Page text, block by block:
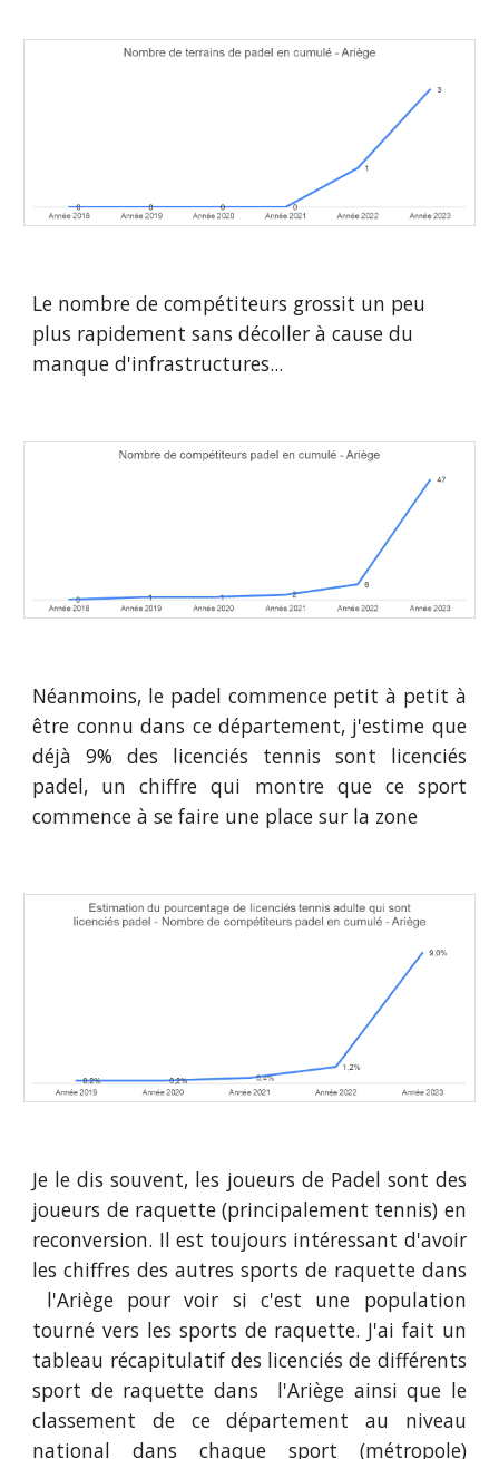
Le nombre de compétiteurs grossit un peu
plus rapidement sans décoller à cause du
manque d'infrastructures...
Néanmoins, le padel commence petit à petit à
être connu dans ce département, j'estime que
déjà 9% des licenciés tennis sont licenciés
padel, un chiffre qui montre que ce sport
commence à se faire une place sur la zone
Je le dis souvent, les joueurs de Padel sont des
joueurs de raquette (principalement tennis) en
reconversion. Il est toujours intéressant d'avoir
les chiffres des autres sports de raquette dans
l'Ariègepour voir si c'est une population
tourné vers les sports de raquette. J'ai fait un
tableau récapitulatif des licenciés de différents
sport de raquette dans
l'Ariège ainsi que le
classement de ce département au niveau
national dans chaque sport (métropole)